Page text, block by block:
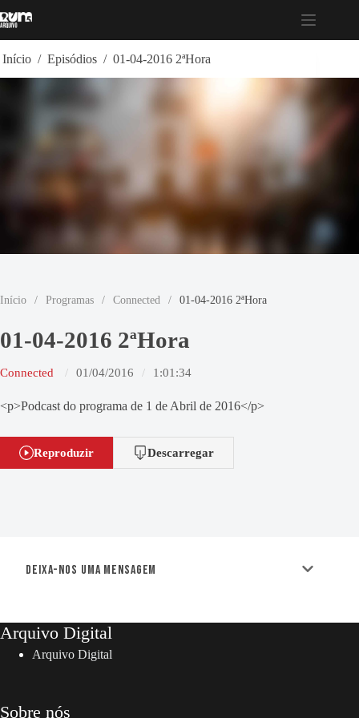
para
Início / Episódios / 01-04-2016 2ªHora
Início / Programas / Connected / 01-04-2016 2ªHora
01-04-2016 2ªHora
Connected 01/04/2016 1:01:34
<p>Podcast do programa de 1 de Abril de 2016</p>
Reproduzir Descarregar
Deixa-nos uma mensagem
Arquivo Digital
Arquivo Digital
Sobre nós